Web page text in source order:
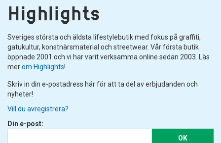
Highlights
Sveriges största och äldsta lifestylebutik med fokus på graffiti,
gatukultur, konstnärsmaterial och streetwear. Vår första butik
öppnade 2001 och vi har varit verksamma online sedan 2003. Läs
merom Highlights!
Skriv in din e-postadress här för att ta del av erbjudanden och
nyheter!
Vill du avregistrera?
Din e-post:
OK